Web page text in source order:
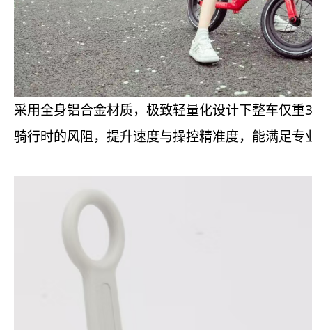
采用全身铝合金材质，极致轻量化设计下整车仅
骑行时的风阻，提升速度与操控精准度，能满足专